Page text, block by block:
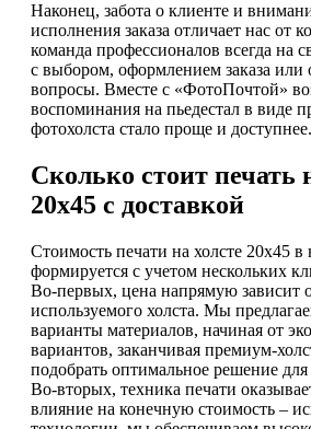
Наконец, забота о клиенте и
исполнения заказа отличает нас от
команда профессионалов всегда на
с выбором, оформлением заказа или
вопросы. Вместе с «ФотоПочтой»
воспоминания на пьедестал в виде
фотохолста стало проще и доступнее.
Сколько стоит печать
20х45 с доставкой
Стоимость печати на холсте 20х45
формируется с учетом нескольких
Во-первых, цена напрямую зависит
используемого холста. Мы
варианты материалов, начиная от
вариантов, заканчивая премиум-
подобрать оптимальное решение
Во-вторых, техника печати
влияние на конечную стоимость –